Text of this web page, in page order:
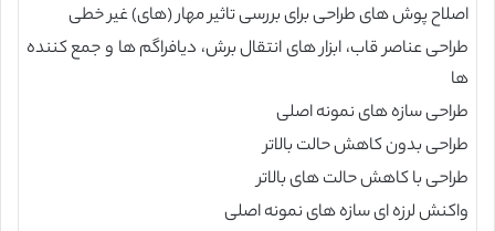
اصلاح پوش های طراحی برای بررسی تاثیر مهار (های) غیر خطی
طراحی عناصر قاب، ابزار های انتقال برش، دیافراگم ها و جمع کننده
ها
طراحی سازه های نمونه اصلی
طراحی بدون کاهش حالت بالاتر
طراحی با کاهش حالت های بالاتر
واکنش لرزه ای سازه های نمونه اصلی